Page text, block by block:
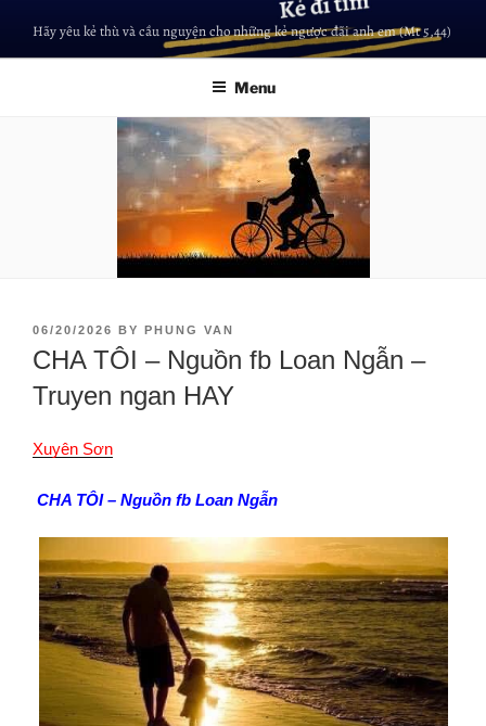
Hãy yêu kẻ thù và cầu nguyện cho những kẻ ngược đãi anh em (Mt 5,44)
Menu
06/20/2026 BY PHUNG VAN
CHA TÔI – Nguồn fb Loan Ngẫn –
Truyen ngan HAY
Xuyên Sơn
CHA TÔI – Nguồn fb Loan Ngẫn